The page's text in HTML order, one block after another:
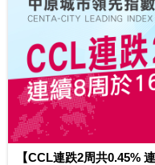
【CCL連跌2周共0.45%